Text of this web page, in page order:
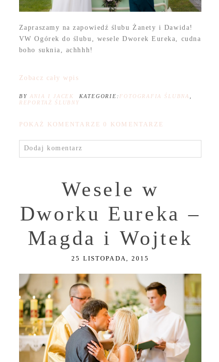
Zapraszamy na zapowiedź ślubu Żanety i Dawida!
VW Ogórek do ślubu, wesele Dworek Eureka, cudna
boho suknia, achhhh!
Zobacz cały wpis
BY ANIA I JACEK KATEGORIE: FOTOGRAFIA ŚLUBNA
REPORTAŻ ŚLUBNY
POKAŻ KOMENTARZE 0 KOMENTARZE
Dodaj komentarz
Wesele w
Dworku Eureka –
Magda i Wojtek
25 LISTOPADA, 2015